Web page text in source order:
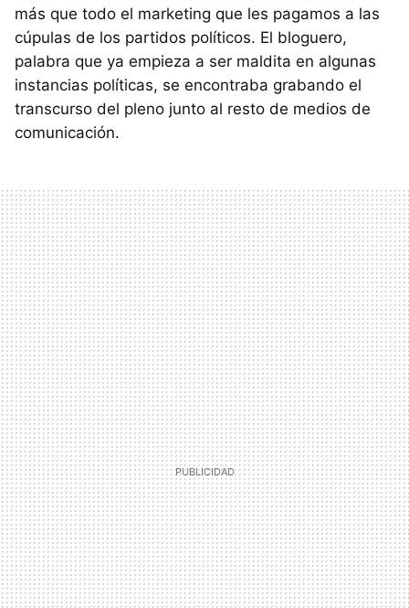
más que todo el marketing que les pagamos a las
cúpulas de los partidos políticos. El bloguero,
palabra que ya empieza a ser maldita en algunas
instancias políticas, se encontraba grabando el
transcurso del pleno junto al resto de medios de
comunicación.